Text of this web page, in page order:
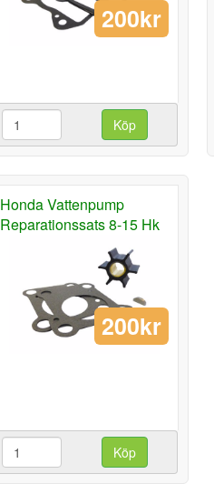
200kr
Köp
Honda Vattenpump
Reparationssats 8-15 Hk
200kr
Köp